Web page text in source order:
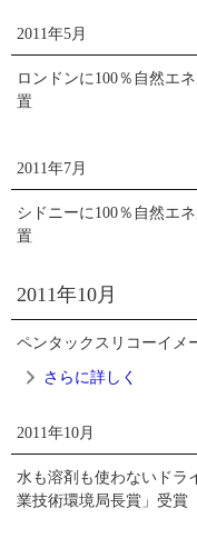
ニュースリリース
2011年5月
ロンドンに100％自然エ
置
2011年7月
シドニーに100％自然エ
置
2011年10月
ペンタックスリコーイメ
さらに詳しく
2011年10月
2011年10月
水も溶剤も使わないドラ
業技術環境局長賞」受賞